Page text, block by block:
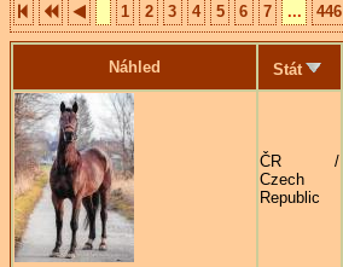
1 2 3 4 5 6 7 ... 446
Náhled Stát
ČR /
Czech
Republic